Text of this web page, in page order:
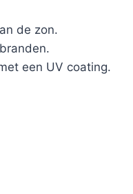
de zon.
een UV coating.